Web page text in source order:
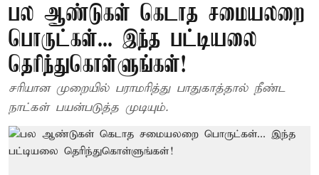
பல ஆண்டுகள் கெடாத சமையலறை
பொருட்கள்... இந்த பட்டியலை
தெரிந்துகொள்ளுங்கள்!
சரியான முறையில் பராமரித்து பாதுகாத்தால் நீண்ட
நாட்கள் பயன்படுத்த முடியும்.